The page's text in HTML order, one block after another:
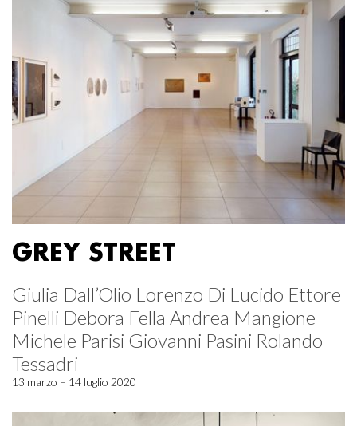
GREY STREET
Giulia Dall’Olio Lorenzo Di Lucido Ettore
Pinelli Debora Fella Andrea Mangione
Michele Parisi Giovanni Pasini Rolando
Tessadri
13 marzo – 14 luglio 2020